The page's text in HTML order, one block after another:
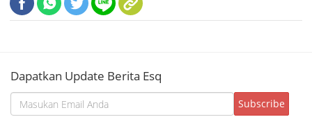
Dapatkan Update Berita Esq